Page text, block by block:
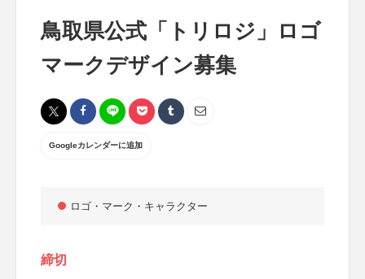
鳥取県公式「トリロジ」ロゴ
マークデザイン募集
Googleカレンダーに追加
ロゴ・マーク・キャラクター
締切